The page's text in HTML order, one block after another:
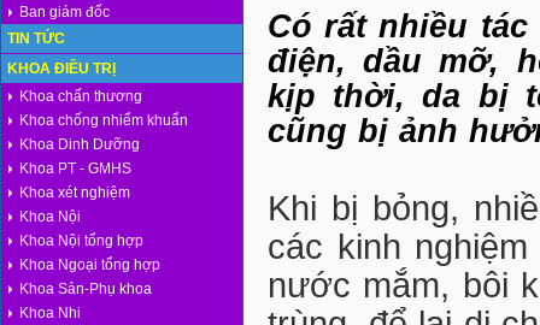
Ban giám đốc
TIN TỨC
KHOA ĐIỀU TRỊ
Khoa chấn thương
Khoa chống nhiểm khuẩn
Khoa Dinh Dưỡng
Khoa PT - GMHS
Khoa xét nghiệm
Khoa Nội
Khoa Nội tổng hợp
Khoa Ngoại tổng hợp
Khoa Sản-Phụ khoa
Khoa Nhi
Có rất nhiều
điện, dầu mỡ,
kịp thời, da bị
cũng bị ảnh
Khi bị bỏng,
các kinh
nước mắm, bôi